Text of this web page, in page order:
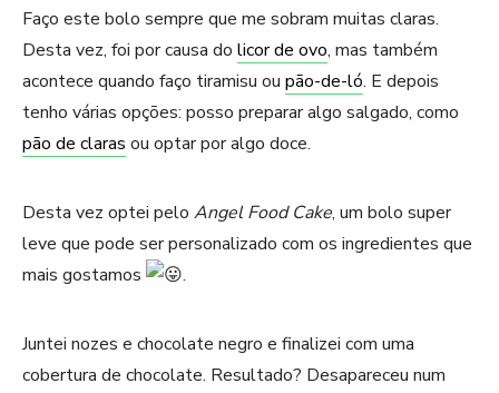
Faço este bolo sempre que me sobram muitas claras.
Desta vez, foi por causa do licor de ovo, mas também
acontece quando faço tiramisu ou pão-de-ló. E depois
tenho várias opções: posso preparar algo salgado, como
pão de claras ou optar por algo doce.
Desta vez optei pelo Angel Food Cake, um bolo super
leve que pode ser personalizado com os ingredientes que
mais gostamos
.
Juntei nozes e chocolate negro e finalizei com uma
cobertura de chocolate. Resultado? Desapareceu num